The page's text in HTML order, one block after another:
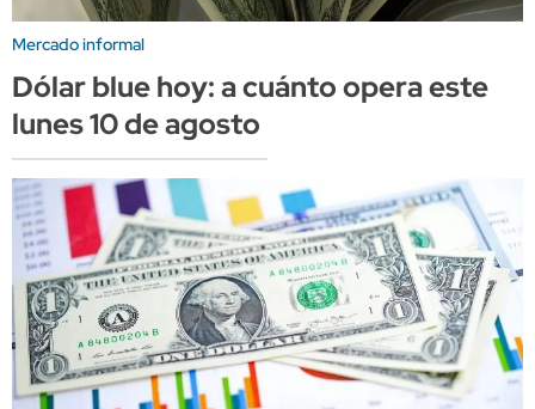
Mercado informal
Dólar blue hoy: a cuánto opera este
lunes 10 de agosto